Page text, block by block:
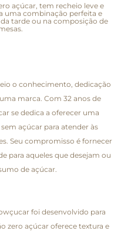
açúcar, tem recheio leve e
uma combinação perfeita e
tarde ou na composição de
o conhecimento, dedicação
marca. Com 32 anos de
se dedica a oferecer uma
açúcar para atender às
Seu compromisso é fornecer
para aqueles que desejam ou
de açúcar.
foi desenvolvido para
zero açúcar oferece textura e